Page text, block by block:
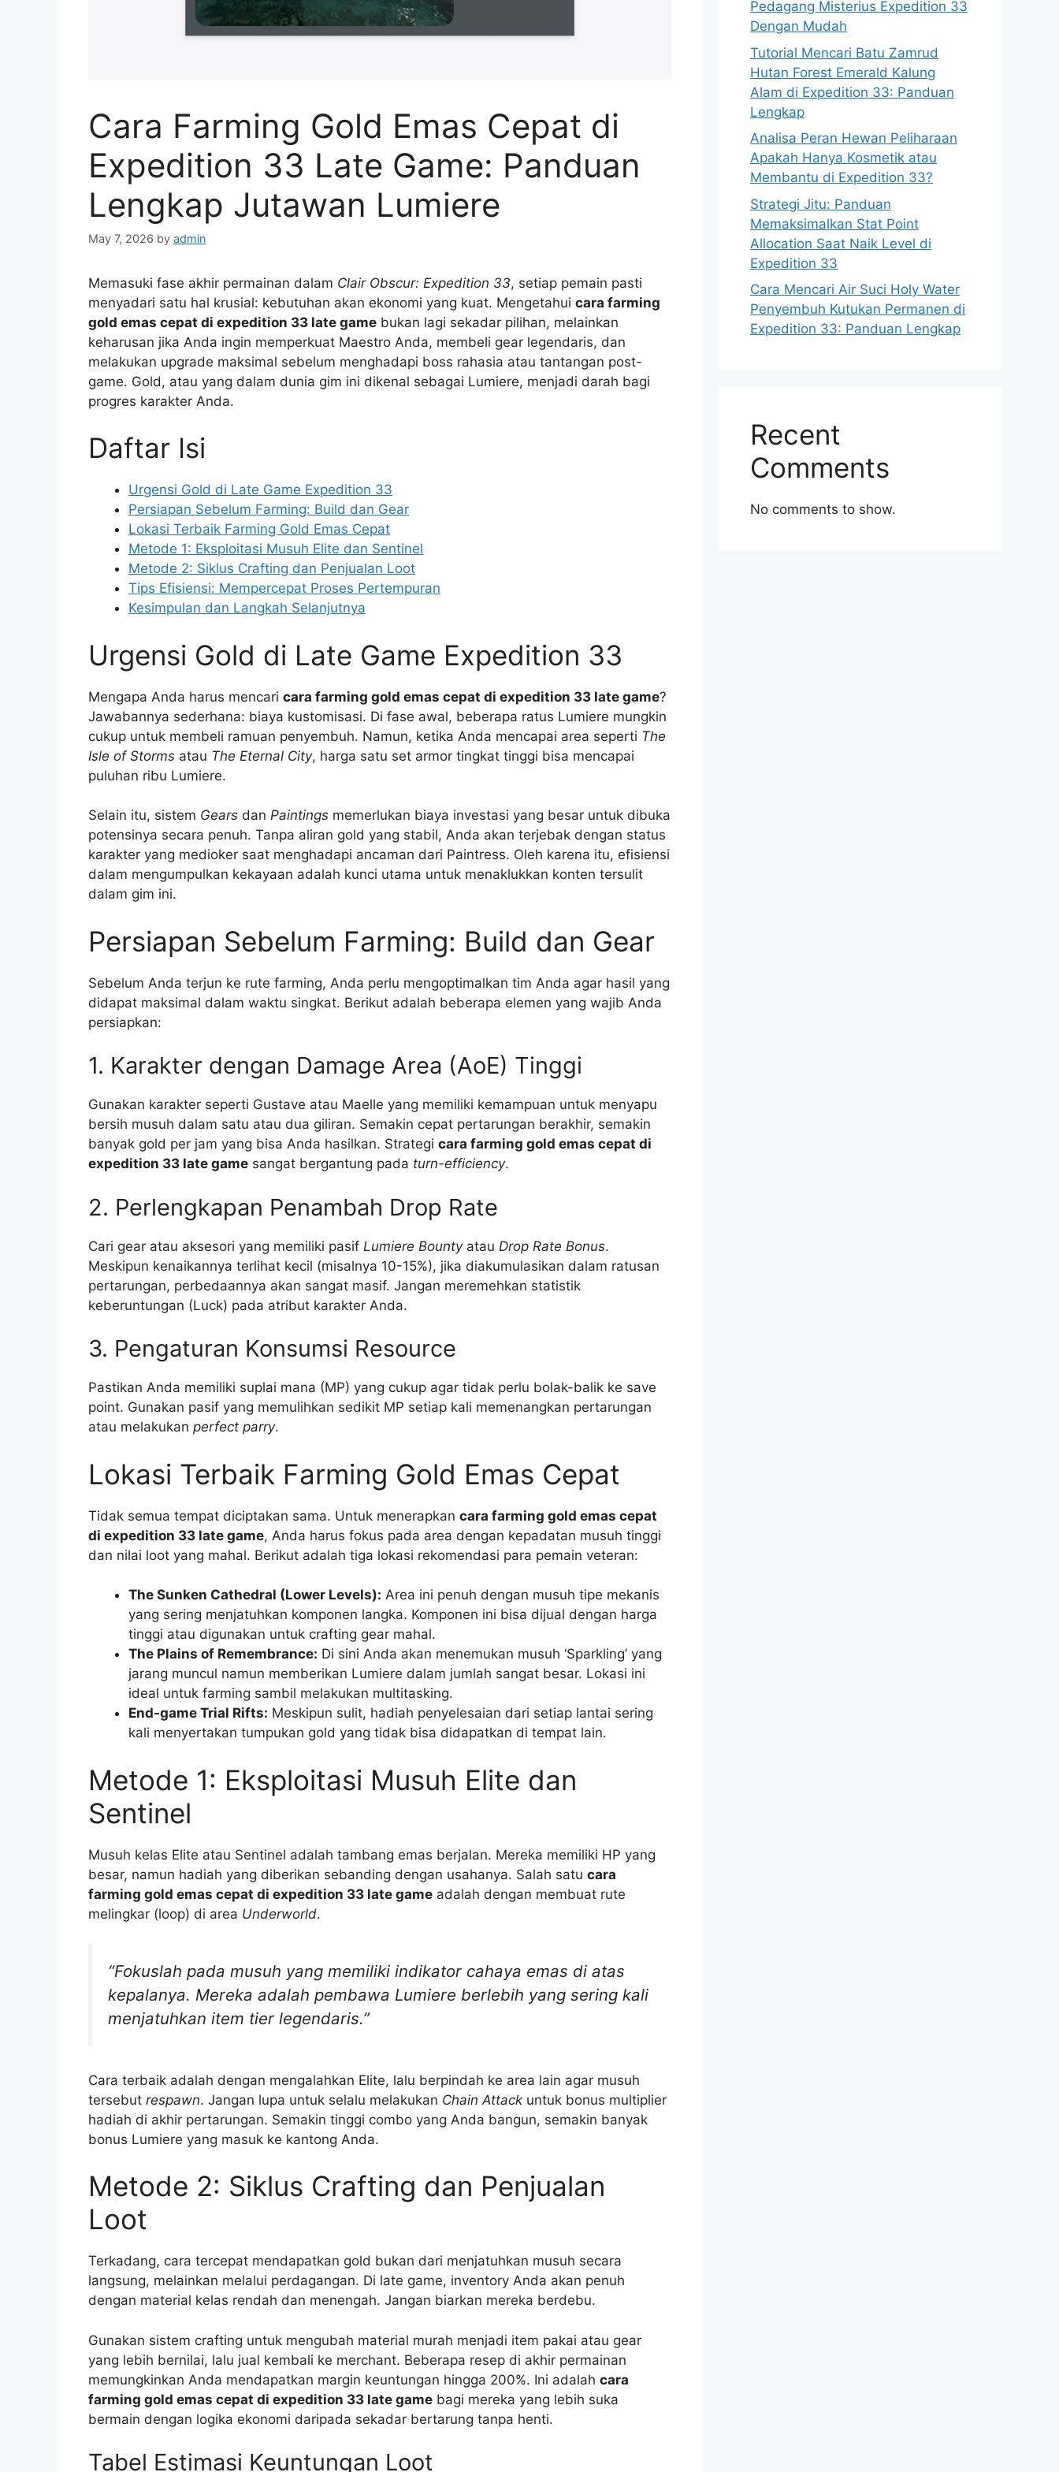
Cara Farming Gold Emas Cepat di
Expedition 33 Late Game: Panduan
Lengkap Jutawan Lumiere
May 7, 2026 by admin
Memasuki fase akhir permainan dalam Clair Obscur: Expedition 33, setiap pemain pasti
menyadari satu hal krusial: kebutuhan akan ekonomi yang kuat. Mengetahui cara farming
gold emas cepat di expedition 33 late game bukan lagi sekadar pilihan, melainkan
keharusan jika Anda ingin memperkuat Maestro Anda, membeli gear legendaris, dan
melakukan upgrade maksimal sebelum menghadapi boss rahasia atau tantangan post-
game. Gold, atau yang dalam dunia gim ini dikenal sebagai Lumiere, menjadi darah bagi
progres karakter Anda.
Daftar Isi
Urgensi Gold di Late Game Expedition 33
Persiapan Sebelum Farming: Build dan Gear
Lokasi Terbaik Farming Gold Emas Cepat
Metode 1: Eksploitasi Musuh Elite dan Sentinel
Metode 2: Siklus Crafting dan Penjualan Loot
Tips Efisiensi: Mempercepat Proses Pertempuran
Kesimpulan dan Langkah Selanjutnya
Urgensi Gold di Late Game Expedition 33
Mengapa Anda harus mencari cara farming gold emas cepat di expedition 33 late game?
Jawabannya sederhana: biaya kustomisasi. Di fase awal, beberapa ratus Lumiere mungkin
cukup untuk membeli ramuan penyembuh. Namun, ketika Anda mencapai area seperti The
Isle of Storms atau The Eternal City, harga satu set armor tingkat tinggi bisa mencapai
puluhan ribu Lumiere.
Selain itu, sistem Gears dan Paintings memerlukan biaya investasi yang besar untuk dibuka
potensinya secara penuh. Tanpa aliran gold yang stabil, Anda akan terjebak dengan status
karakter yang medioker saat menghadapi ancaman dari Paintress. Oleh karena itu, efisiensi
dalam mengumpulkan kekayaan adalah kunci utama untuk menaklukkan konten tersulit
dalam gim ini.
Persiapan Sebelum Farming: Build dan Gear
Sebelum Anda terjun ke rute farming, Anda perlu mengoptimalkan tim Anda agar hasil yang
didapat maksimal dalam waktu singkat. Berikut adalah beberapa elemen yang wajib Anda
persiapkan:
1. Karakter dengan Damage Area (AoE) Tinggi
Gunakan karakter seperti Gustave atau Maelle yang memiliki kemampuan untuk menyapu
bersih musuh dalam satu atau dua giliran. Semakin cepat pertarungan berakhir, semakin
banyak gold per jam yang bisa Anda hasilkan. Strategi cara farming gold emas cepat di
expedition 33 late game sangat bergantung pada turn-efficiency.
2. Perlengkapan Penambah Drop Rate
Cari gear atau aksesori yang memiliki pasif Lumiere Bountyatau Drop Rate Bonus.
Meskipun kenaikannya terlihat kecil (misalnya 10-15%), jika diakumulasikan dalam ratusan
pertarungan, perbedaannya akan sangat masif. Jangan meremehkan statistik
keberuntungan (Luck) pada atribut karakter Anda.
3. Pengaturan Konsumsi Resource
Pastikan Anda memiliki suplai mana (MP) yang cukup agar tidak perlu bolak-balik ke save
point. Gunakan pasif yang memulihkan sedikit MP setiap kali memenangkan pertarungan
atau melakukan perfect parry.
Lokasi Terbaik Farming Gold Emas Cepat
Tidak semua tempat diciptakan sama. Untuk menerapkan cara farming gold emas cepat
di expedition 33 late game, Anda harus fokus pada area dengan kepadatan musuh tinggi
dan nilai loot yang mahal. Berikut adalah tiga lokasi rekomendasi para pemain veteran:
The Sunken Cathedral (Lower Levels): Area ini penuh dengan musuh tipe mekanis
yang sering menjatuhkan komponen langka. Komponen ini bisa dijual dengan harga
tinggi atau digunakan untuk crafting gear mahal.
The Plains of Remembrance: Di sini Anda akan menemukan musuh ‘Sparkling’ yang
jarang muncul namun memberikan Lumiere dalam jumlah sangat besar. Lokasi ini
ideal untuk farming sambil melakukan multitasking.
End-game Trial Rifts: Meskipun sulit, hadiah penyelesaian dari setiap lantai sering
kali menyertakan tumpukan gold yang tidak bisa didapatkan di tempat lain.
Metode 1: Eksploitasi Musuh Elite dan
Sentinel
Musuh kelas Elite atau Sentinel adalah tambang emas berjalan. Mereka memiliki HP yang
besar, namun hadiah yang diberikan sebanding dengan usahanya. Salah satu cara
farming gold emas cepat di expedition 33 late game adalah dengan membuat rute
melingkar (loop) di area Underworld.
“Fokuslah pada musuh yang memiliki indikator cahaya emas di atas
kepalanya. Mereka adalah pembawa Lumiere berlebih yang sering kali
menjatuhkan item tier legendaris.”
Cara terbaik adalah dengan mengalahkan Elite, lalu berpindah ke area lain agar musuh
tersebut respawn. Jangan lupa untuk selalu melakukan Chain Attack untuk bonus multiplier
hadiah di akhir pertarungan. Semakin tinggi combo yang Anda bangun, semakin banyak
bonus Lumiere yang masuk ke kantong Anda.
Metode 2: Siklus Crafting dan Penjualan
Loot
Terkadang, cara tercepat mendapatkan gold bukan dari menjatuhkan musuh secara
langsung, melainkan melalui perdagangan. Di late game, inventory Anda akan penuh
dengan material kelas rendah dan menengah. Jangan biarkan mereka berdebu.
Gunakan sistem crafting untuk mengubah material murah menjadi item pakai atau gear
yang lebih bernilai, lalu jual kembali ke merchant. Beberapa resep di akhir permainan
memungkinkan Anda mendapatkan margin keuntungan hingga 200%. Ini adalah cara
farming gold emas cepat di expedition 33 late game bagi mereka yang lebih suka
bermain dengan logika ekonomi daripada sekadar bertarung tanpa henti.
Tabel Estimasi Keuntungan Loot
Pedagang Misterius Expedition 33
Dengan Mudah
Tutorial Mencari Batu Zamrud
Hutan Forest Emerald Kalung
Alam di Expedition 33: Panduan
Lengkap
Analisa Peran Hewan Peliharaan
Apakah Hanya Kosmetik atau
Membantu di Expedition 33?
Strategi Jitu: Panduan
Memaksimalkan Stat Point
Allocation Saat Naik Level di
Expedition 33
Cara Mencari Air Suci Holy Water
Penyembuh Kutukan Permanen di
Expedition 33: Panduan Lengkap
Recent
Comments
No comments to show.